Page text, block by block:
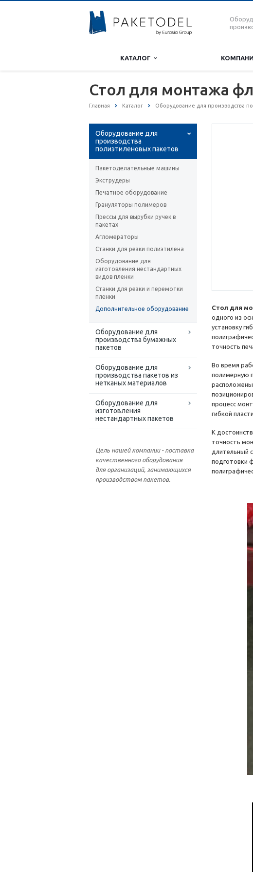
КАТАЛОГ
Стол для монтажа
Главная Каталог Оборудование для производства
Оборудование для
производства
полиэтиленовых пакетов
Пакетоделательные машины
Экструдеры
Печатное оборудование
Грануляторы полимеров
Прессы для вырубки ручек в
пакетах
Агломераторы
Станки для резки полиэтилена
Оборудование для
изготовления нестандартных
видов пленки
Станки для резки и перемотки
пленки
Дополнительное оборудование
Оборудование для
производства бумажных
пакетов
Оборудование для
производства пакетов из
нетканых материалов
Оборудование для
изготовления
нестандартных пакетов
Цель нашей компании - поставка
качественного оборудования
для организаций, занимающихся
производством пакетов.
Стол для
одного из
установку
точность
Во время
полимерную
процесс
гибкой
К
точность
длительный
подготовки